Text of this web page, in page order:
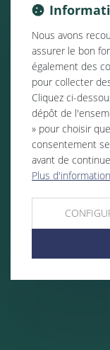
Nous avons
assurer le bon
également des
pour collecter
Cliquez ci-
dépôt de
» pour choisir
consentement
avant de
Plus